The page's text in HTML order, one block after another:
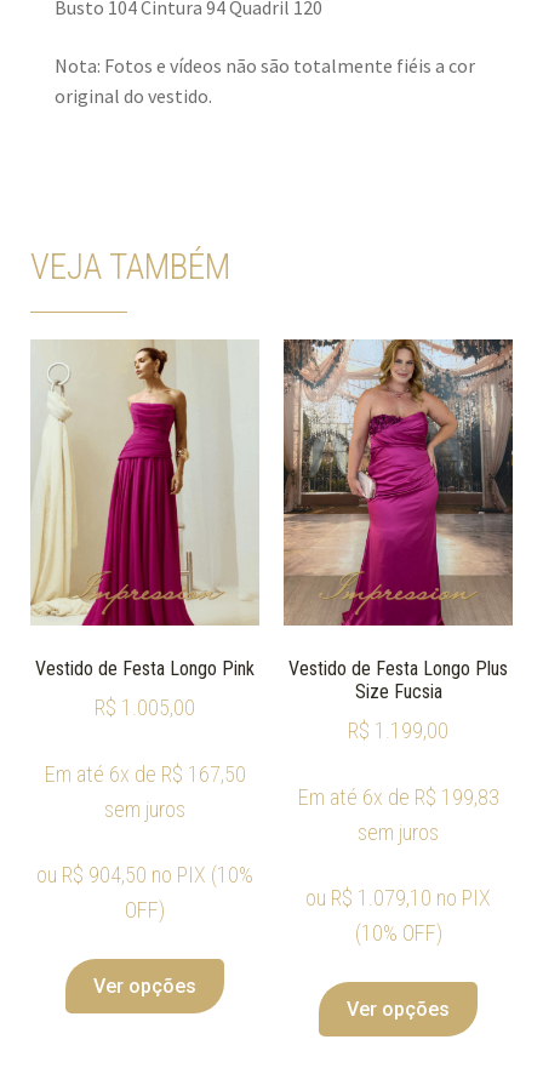
Busto 104 Cintura 94 Quadril 120
Nota: Fotos e vídeos não são totalmente fiéis a cor
original do vestido.
VEJA TAMBÉM
Vestido de Festa Longo Pink
R$ 1.005,00
Em até 6x de R$ 167,50
sem juros
ou R$ 904,50 no PIX (10%
OFF)
Ver opções
Vestido de Festa Longo Plus
Size Fucsia
R$ 1.199,00
Em até 6x de R$ 199,83
sem juros
ou R$ 1.079,10 no PIX
(10% OFF)
Ver opções